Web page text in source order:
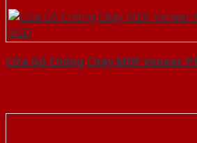
Cửa Gỗ Chống Cháy MDF Veneer